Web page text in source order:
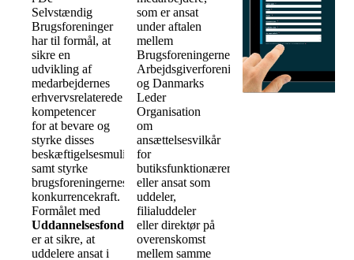
Selvstændig
Brugsforeninger
har til formål, at
sikre en
udvikling af
medarbejdernes
erhvervsrelaterede
kompetencer
for at bevare og
styrke disses
beskæftigelsesmuligheder
samt styrke
brugsforeningernes
konkurrencekraft.
Formålet med
Uddannelsesfonden
er at sikre, at
uddelere ansat i
som er ansat
under aftalen
mellem
Brugsforeningernes
Arbejdsgiverforening
og Danmarks
Leder
Organisation
om
ansættelsesvilkår
for
butiksfunktionærer
eller ansat som
uddeler,
filialuddeler
eller direktør på
overenskomst
mellem samme